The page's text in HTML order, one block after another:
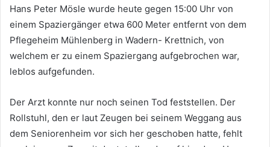
Hans Peter Mösle wurde heute gegen 15:00 Uhr von
einem Spaziergänger etwa 600 Meter entfernt von dem
Pflegeheim Mühlenberg in Wadern- Krettnich, von
welchem er zu einem Spaziergang aufgebrochen war,
leblos aufgefunden.
Der Arzt konnte nur noch seinen Tod feststellen. Der
Rollstuhl, den er laut Zeugen bei seinem Weggang aus
dem Seniorenheim vor sich her geschoben hatte, fehlt